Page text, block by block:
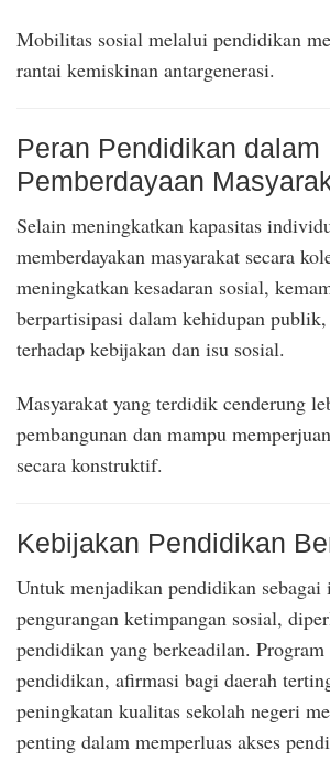
Mobilitas sosial melalui pendidikan
rantai kemiskinan antargenerasi.
Peran Pendidikan dalam
Pemberdayaan
Selain meningkatkan kapasitas
memberdayakan masyarakat secara
meningkatkan kesadaran sosial,
berpartisipasi dalam kehidupan
terhadap kebijakan dan isu sosial.
Masyarakat yang terdidik cenderung
pembangunan dan mampu
secara konstruktif.
Kebijakan Pendidikan
Untuk menjadikan pendidikan sebagai
pengurangan ketimpangan sosial,
pendidikan yang berkeadilan. Program
pendidikan, afirmasi bagi daerah
peningkatan kualitas sekolah negeri
penting dalam memperluas akses